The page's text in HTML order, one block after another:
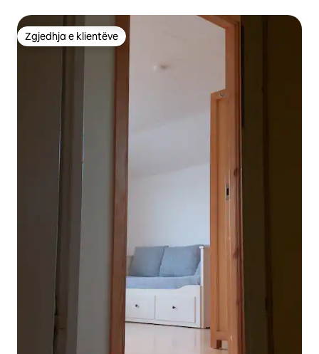
Zgjedhja e klientëve
Zgjedhja e klientëve